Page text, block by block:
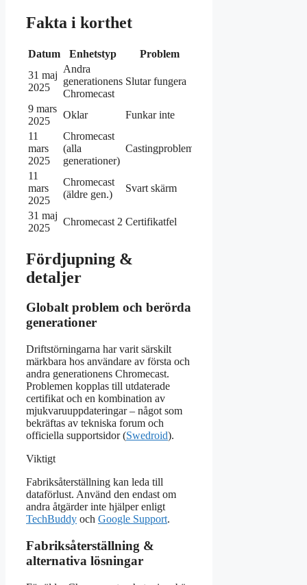
Fakta i korthet
Datum Enhetstyp Problem
31 maj
2025
Andra
generationens
Chromecast
Slutar fungera
9 mars
2025
Oklar Funkar inte
11
mars
2025
Chromecast
(alla
generationer)
Castingproblem
11
mars
2025
Chromecast
(äldre gen.)
Svart skärm
31 maj
2025
Chromecast 2 Certifikatfel
Fördjupning &
detaljer
Globalt problem och berörda
generationer
Driftstörningarna har varit särskilt
märkbara hos användare av första och
andra generationens Chromecast.
Problemen kopplas till utdaterade
certifikat och en kombination av
mjukvaruuppdateringar – något som
bekräftas av tekniska forum och
officiella supportsidor (Swedroid).
Viktigt
Fabriksåterställning kan leda till
dataförlust. Använd den endast om
andra åtgärder inte hjälper enligt
TechBuddy och Google Support.
Fabriksåterställning &
alternativa lösningar